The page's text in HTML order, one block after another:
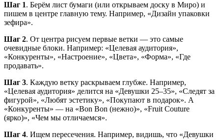
Шаг 1. Берём лист бумаги (или открываем доску в Миро) и
пишем в центре главную тему. Например, «Дизайн упаковки
зефира».
Шаг 2. От центра рисуем первые ветки — это самые
очевидные блоки. Например: «Целевая аудитория»,
«Конкуренты», «Настроение», «Цвета», «Форма», «Где
продавать».
Шаг 3. Каждую ветку раскрываем глубже. Например,
«Целевая аудитория» делится на «Девушки 25–35», «Следят за
фигурой», «Любят эстетику», «Покупают в подарок». А
«Конкуренты» — на «Bon Bon (нежно)», «Fruit Couture
(ярко)», «Чем мы отличаемся».
Шаг 4. Ищем пересечения. Например, видишь, что «Девушки